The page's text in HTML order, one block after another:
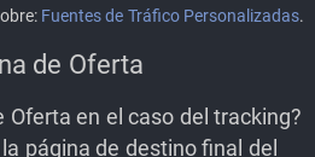
Fuentes de Tráfico Personalizadas.
de Oferta
Oferta en el caso del tracking?
página de destino final del